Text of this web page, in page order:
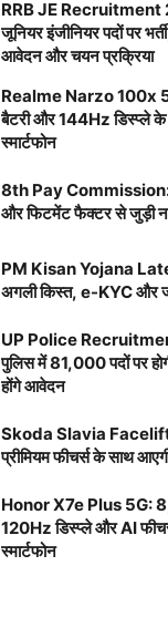
RRB JE
जूनियर इंजीनियर पदों पर
आवेदन और चयन प्रक्रिया
Realme Narzo 100x
बैटरी और 144Hz डिस्प्ले
स्मार्टफोन
8th Pay Commission:
और फिटमेंट फैक्टर से जुड़ी
PM Kisan Yojana
अगली किस्त, e-KYC और
UP Police
पुलिस में 81,000 पदों पर
होंगे आवेदन
Skoda Slavia
प्रीमियम फीचर्स के साथ
Honor X7e Plus 5G:
120Hz डिस्प्ले और AI
स्मार्टफोन